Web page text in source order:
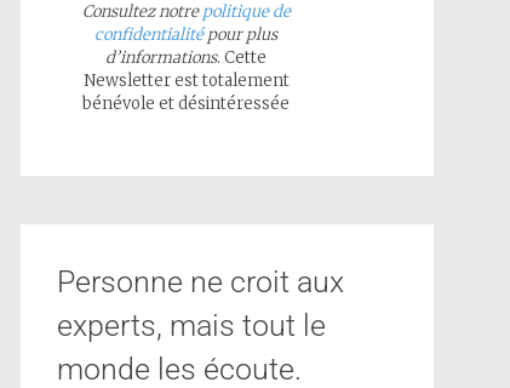
Consultez notrepolitique de
confidentialitépour plus
d’informations. Cette
Newsletter est totalement
bénévole et désintéressée
Personne ne croit aux
experts, mais tout le
monde les écoute.